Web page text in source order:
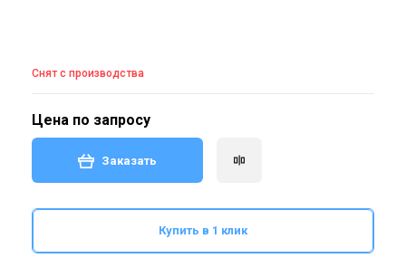
Снят с производства
Цена по запросу
Заказать
Купить в 1 клик